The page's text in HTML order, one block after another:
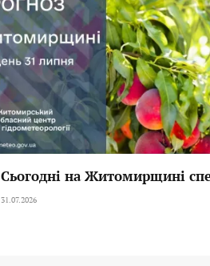
Сьогодні на Житомирщині
31.07.2026